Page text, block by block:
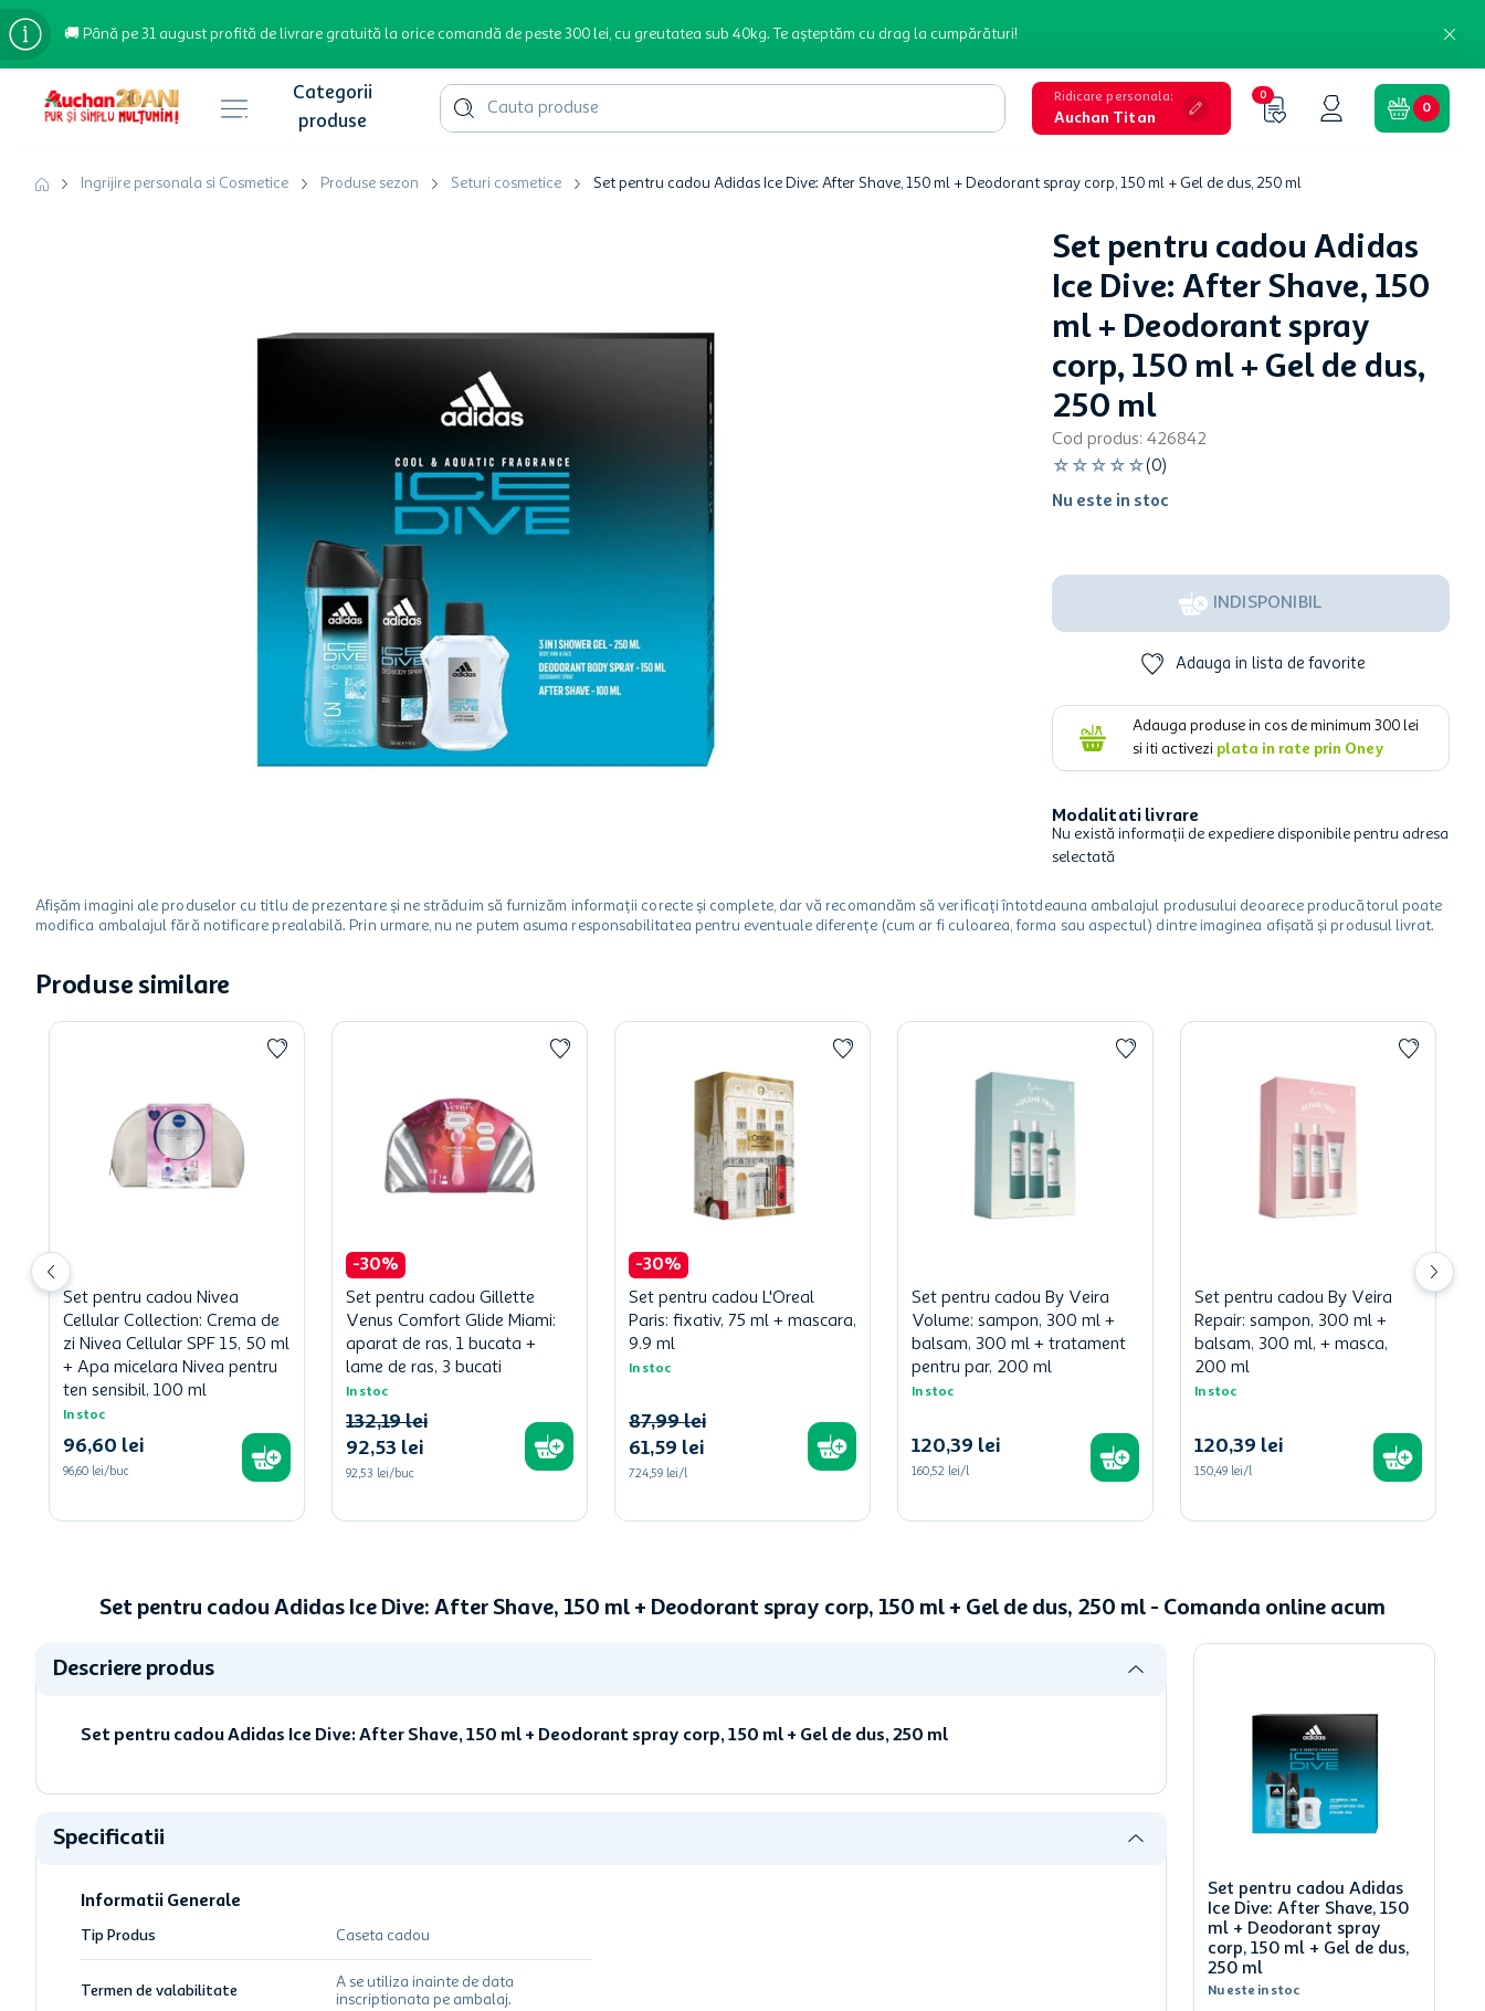
🚚 Până pe 31 august profită de livrare gratuită la orice comandă de peste 300 lei, cu greutatea sub 40kg. Te așteptăm cu drag la cumpărături!
Cauta produse
apa plata
ciocolata
lapte
Ridicare personala:
Auchan Titan
0
0
Ingrijire personala si Cosmetice Produse sezon Seturi cosmetice Set pentru cadou Adidas Ice Dive: After Shave, 150 ml + Deodorant spray corp, 150 ml + Gel de dus, 250 ml
Set pentru cadou Adidas
Ice Dive: After Shave, 150
ml + Deodorant spray
corp, 150 ml + Gel de dus,
250 ml
Cod produs: 426842
☆ ☆ ☆ ☆ ☆(0)
Nu este in stoc
INDISPONIBIL
Adauga in lista de favorite
Adauga produse in cos de minimum 300 lei
si iti activezi plata in rate prin Oney
Modalitati livrare
Nu există informații de expediere disponibile pentru adresa
selectată
Afișăm imagini ale produselor cu titlu de prezentare și ne străduim să furnizăm informații corecte și complete, dar vă recomandăm să verificați întotdeauna ambalajul produsului deoarece producătorul poate
modifica ambalajul fără notificare prealabilă. Prin urmare, nu ne putem asuma responsabilitatea pentru eventuale diferențe (cum ar fi culoarea, forma sau aspectul) dintre imaginea afișată și produsul livrat.
Produse similare
Set pentru cadou Nivea
Cellular Collection: Crema de
zi Nivea Cellular SPF 15, 50 ml
+ Apa micelara Nivea pentru
ten sensibil, 100 ml
In stoc
96,60 lei
96,60 lei/buc
-30%
Set pentru cadou Gillette
Venus Comfort Glide Miami:
aparat de ras, 1 bucata +
lame de ras, 3 bucati
In stoc
92,53 lei
132,19 lei
92,53 lei/buc
-30%
Set pentru cadou L'Oreal
Paris: fixativ, 75 ml + mascara,
9.9 ml
In stoc
61,59 lei
87,99 lei
724,59 lei/l
Set pentru cadou By Veira
Volume: sampon, 300 ml +
balsam, 300 ml + tratament
pentru par, 200 ml
In stoc
120,39 lei
160,52 lei/l
Set pentru cadou By Veira
Repair: sampon, 300 ml +
balsam, 300 ml, + masca,
200 ml
In stoc
120,39 lei
150,49 lei/l
Set pentru cadou Adidas Ice Dive: After Shave, 150 ml + Deodorant spray corp, 150 ml + Gel de dus, 250 ml - Comanda online acum
Descriere produs
Set pentru cadou Adidas Ice Dive: After Shave, 150 ml + Deodorant spray corp, 150 ml + Gel de dus, 250 ml
Specificatii
Informatii Generale
Tip Produs Caseta cadou
Termen de valabilitate
A se utiliza inainte de data
inscriptionata pe ambalaj.
Set pentru cadou Adidas
Ice Dive: After Shave, 150
ml + Deodorant spray
corp, 150 ml + Gel de dus,
250 ml
Nu este in stoc